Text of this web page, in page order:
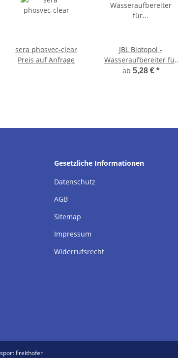
sera phosvec-clear
Preis auf Anfrage
JBL Biotopol -
Wasseraufbereiter für
Süßwasser-Aquarien
ab 5,28 € *
Gesetzliche Informationen
Datenschutz
AGB
Sitemap
Impressum
Widerrufsrecht
Freithofer